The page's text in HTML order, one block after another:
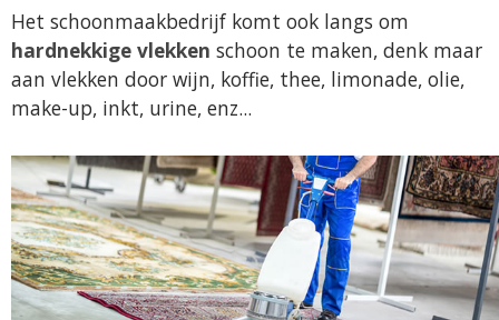
Het schoonmaakbedrijf komt ook langs om
hardnekkige vlekken schoon te maken, denk maar
aan vlekken door wijn, koffie, thee, limonade, olie,
make-up, inkt, urine, enz...